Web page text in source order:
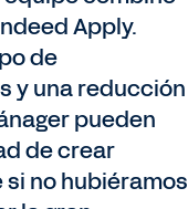
Apply.
de
y una reducción
pueden
de crear
no hubiéramos